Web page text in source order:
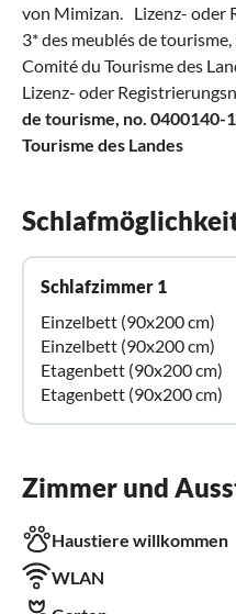
von Mimizan. Lizenz- oder
3* des meublés de
Comité du Tourisme des
Lizenz- oder
de tourisme, no. 0400140-
Tourisme des Landes
Schlafzimmer 1
Einzelbett (90x200 cm)
Einzelbett (90x200 cm)
Etagenbett (90x200 cm)
Etagenbett (90x200 cm)
Zimmer und
Haustiere willkommen
WLAN